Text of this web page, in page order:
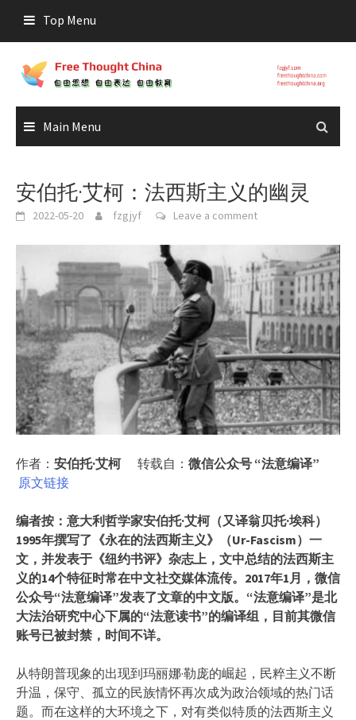
content
Top Menu
Main Menu
安伯托·艾柯：法西斯主义的幽灵
2022-05-20 fzgjyf Leave a comment
作者： 安伯托·艾柯转载自： 微信公众号 “法意编译”
原文链接
编者按：意大利哲学家安伯托·艾柯（又译翁贝托·埃科）
1995年撰写了《永在的法西斯主义》（Ur-Fascism）一
文，并发表于《纽约书评》杂志上，文中总结的法西斯主
义的14个特征时常在中文社交媒体流传。2017年1月，微信
公众号“法意编译”发表了文章的中文版。“法意编译”是北
大法治研究中心下属的“法意读书”的编译组，目前其微信
账号已被封禁，时间不详。
从特朗普现象的出现到玛丽娜·勒庞的崛起，民粹主义不断
升温，保守、孤立的民族情怀再次成为政治领域的热门话
题。而在这样的大环境之下，对有类似特质的法西斯主义